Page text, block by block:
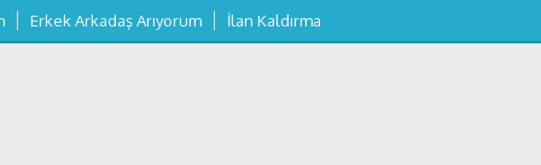
Erkek Arkadaş Arıyorum İlan Kaldırma